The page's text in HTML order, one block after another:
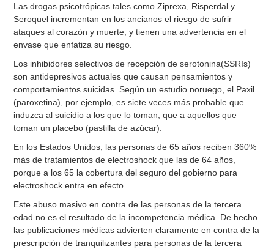
Las drogas psicotrópicas tales como Ziprexa, Risperdal y
Seroquel incrementan en los ancianos el riesgo de sufrir
ataques al corazón y muerte, y tienen una advertencia en el
envase que enfatiza su riesgo.
Los inhibidores selectivos de recepción de serotonina(SSRIs)
son antidepresivos actuales que causan pensamientos y
comportamientos suicidas. Según un estudio noruego, el Paxil
(paroxetina), por ejemplo, es siete veces más probable que
induzca al suicidio a los que lo toman, que a aquellos que
toman un placebo (pastilla de azúcar).
En los Estados Unidos, las personas de 65 años reciben 360%
más de tratamientos de electroshock que las de 64 años,
porque a los 65 la cobertura del seguro del gobierno para
electroshock entra en efecto.
Este abuso masivo en contra de las personas de la tercera
edad no es el resultado de la incompetencia médica. De hecho
las publicaciones médicas advierten claramente en contra de la
prescripción de tranquilizantes para personas de la tercera